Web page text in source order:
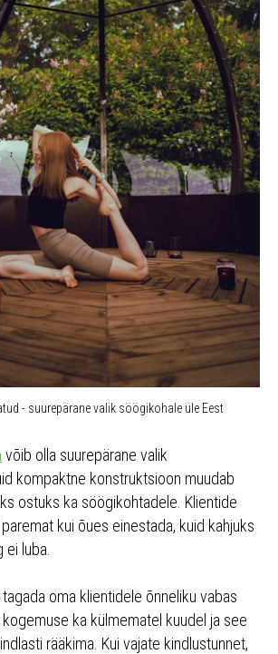
- suurepärane valik söögikohale üle Eest
võib olla suurepärane valik
kompaktne konstruktsioon muudab
ostuks ka söögikohtadele. Klientide
kui õues einestada, kuid kahjuks
luba.
oma klientidele õnneliku vabas
ka külmematel kuudel ja see
rääkima. Kui vajate kindlustunnet,